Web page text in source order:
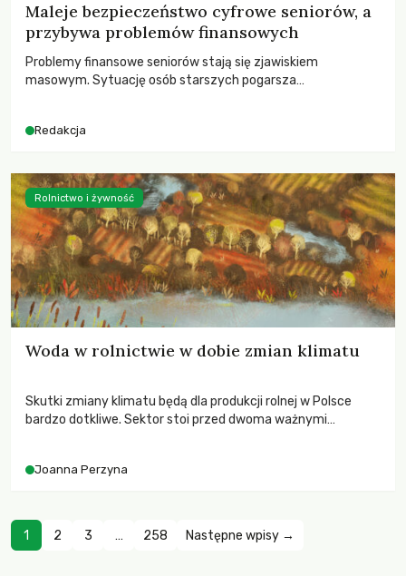
Maleje bezpieczeństwo cyfrowe seniorów, a
przybywa problemów finansowych
Problemy finansowe seniorów stają się zjawiskiem
masowym. Sytuację osób starszych pogarsza
Redakcja
Woda w rolnictwie w dobie zmian klimatu
Skutki zmiany klimatu będą dla produkcji rolnej w Polsce
bardzo dotkliwe. Sektor stoi przed dwoma ważnymi
zachodzących zmian klimatycznych. Wymagać to będzie
Joanna Perzyna
Rolnictwo i żywność
1 2 3 … 258 Następne wpisy →